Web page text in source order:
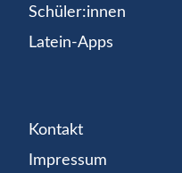
Schüler:innen
Latein-Apps
Kontakt
Impressum